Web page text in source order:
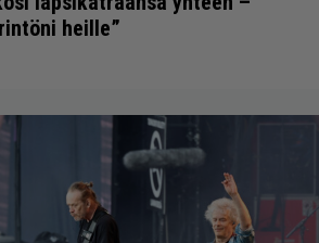
heille”